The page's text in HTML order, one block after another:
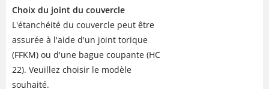
Choix du joint du couvercle
L'étanchéité du couvercle peut être
assurée à l'aide d'un joint torique
(FFKM) ou d'une bague coupante (HC
22). Veuillez choisir le modèle
souhaité.